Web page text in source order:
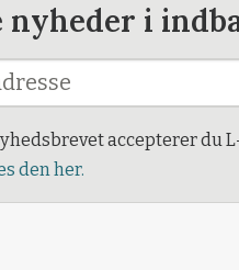
nyheder i
accepterer du
den her.